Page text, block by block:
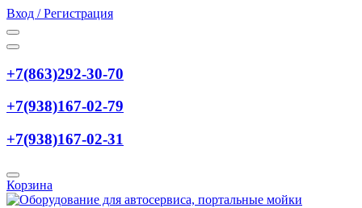
Вход / Регистрация
+7(863)292-30-70
+7(938)167-02-79
+7(938)167-02-31
Корзина